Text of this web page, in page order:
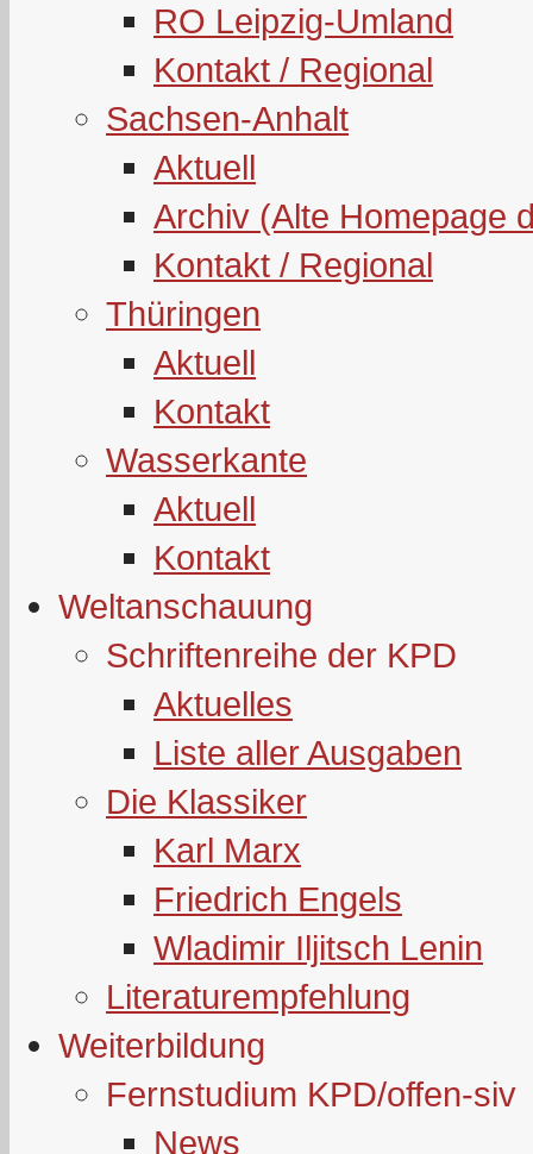
RO Leipzig-Umland
Kontakt / Regional
Sachsen-Anhalt
Aktuell
Archiv (Alte Homepage
Kontakt / Regional
Thüringen
Aktuell
Kontakt
Wasserkante
Aktuell
Kontakt
Weltanschauung
Schriftenreihe der KPD
Aktuelles
Liste aller Ausgaben
Die Klassiker
Karl Marx
Friedrich Engels
Wladimir Iljitsch Lenin
Literaturempfehlung
Weiterbildung
Fernstudium KPD/offen-siv
News